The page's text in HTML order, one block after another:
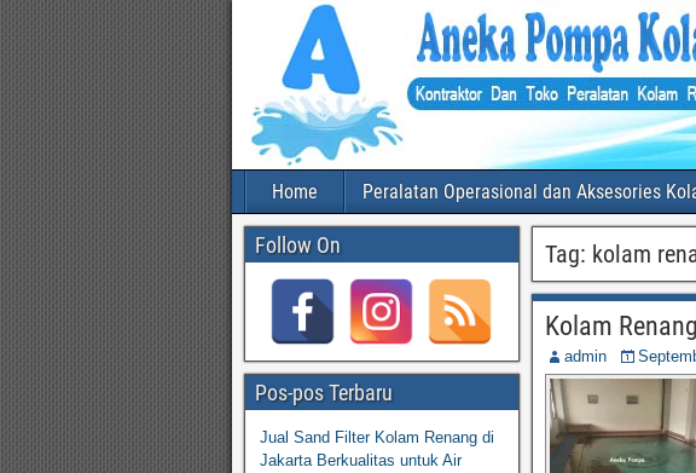
Home Peralatan Operasional dan Aksesories
Tag: kolam
Kolam
admin
Follow On
Pos-pos Terbaru
Jual Sand Filter Kolam Renang di
Jakarta Berkualitas untuk Air